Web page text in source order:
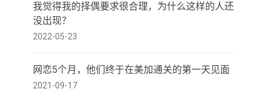
我觉得我的择偶要求很合理，为什么这样的人还
没出现？
2022-05-23
网恋5个月，他们终于在美加通关的第一天见面
2021-09-17